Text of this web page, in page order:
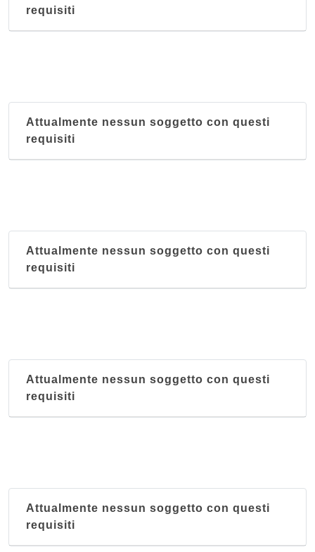
requisiti
Attualmente nessun soggetto con questi
requisiti
Attualmente nessun soggetto con questi
requisiti
Attualmente nessun soggetto con questi
requisiti
Attualmente nessun soggetto con questi
requisiti